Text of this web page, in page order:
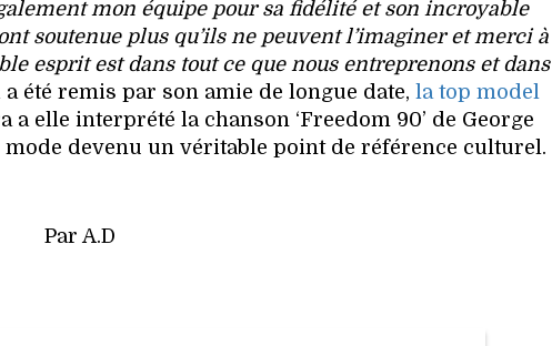
mon équipe pour sa fidélité et son incroyable
soutenue plus qu’ils ne peuvent l’imaginer et merci à
esprit est dans tout ce que nous entreprenons et dans
été remis par son amie de longue date,la top model
a elle interprété la chanson ‘Freedom 90’ de George
devenu un véritable point de référence culturel.
Par A.D